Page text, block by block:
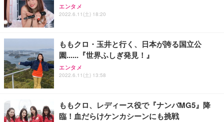
エンタメ
2022.6.11(土) 18:20
ももクロ・玉井と行く、日本が誇る国立公
園......『世界ふしぎ発見！』
エンタメ
2022.6.11(土) 13:58
ももクロ、レディース役で『ナンバMG5』降
臨！血だらけケンカシーンにも挑戦